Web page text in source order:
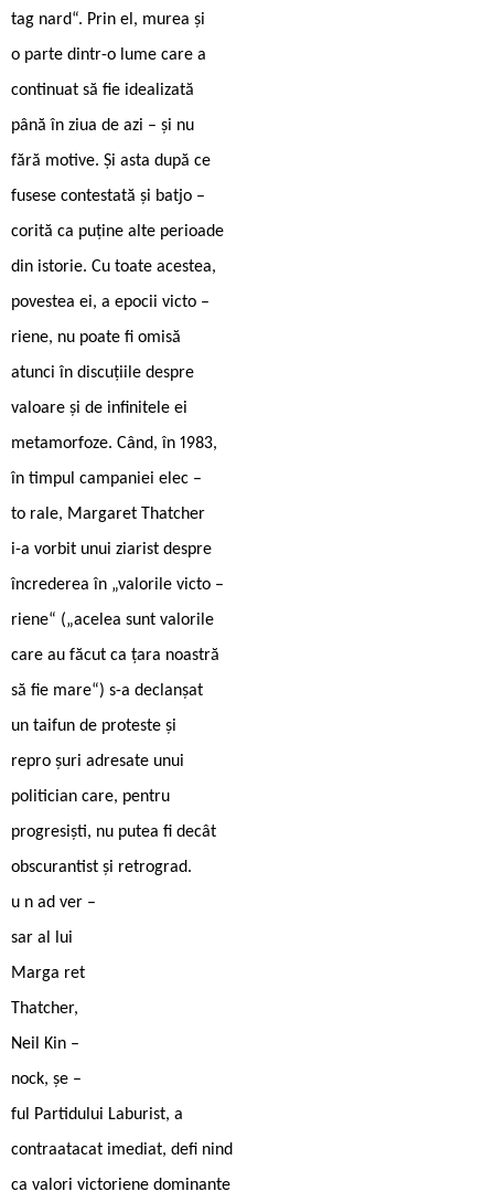
tag nard“. Prin el, murea și
o parte dintr-o lume care a
continuat să fie idealizată
până în ziua de azi – și nu
fără motive. Și asta după ce
fusese contestată și batjo –
corită ca puține alte perioade
din istorie. Cu toate acestea,
povestea ei, a epocii victo –
riene, nu poate fi omisă
atunci în discuțiile despre
valoare și de infinitele ei
metamorfoze. Când, în 1983,
în timpul campaniei elec –
to rale, Margaret Thatcher
i-a vorbit unui ziarist despre
încrederea în „valorile victo –
riene“ („acelea sunt valorile
care au făcut ca țara noastră
să fie mare“) s-a declanșat
un taifun de proteste și
repro șuri adresate unui
politician care, pentru
progresiști, nu putea fi decât
obscurantist și retrograd.
u n ad ver –
sar al lui
Marga ret
Thatcher,
Neil Kin –
nock, șe –
ful Partidului Laburist, a
contraatacat imediat, defi nind
ca valori victoriene dominante